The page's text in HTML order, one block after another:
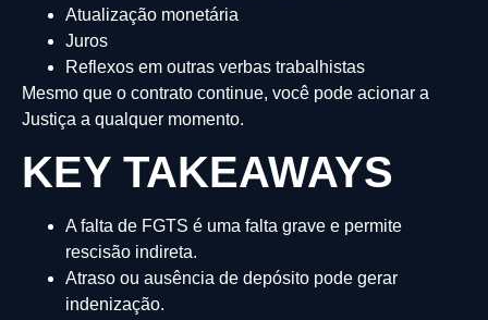
Atualização monetária
Juros
Reflexos em outras verbas trabalhistas
Mesmo que o contrato continue, você pode acionar a
Justiça a qualquer momento.
KEY TAKEAWAYS
A falta de FGTS é uma falta grave e permite
rescisão indireta.
Atraso ou ausência de depósito pode gerar
indenização.